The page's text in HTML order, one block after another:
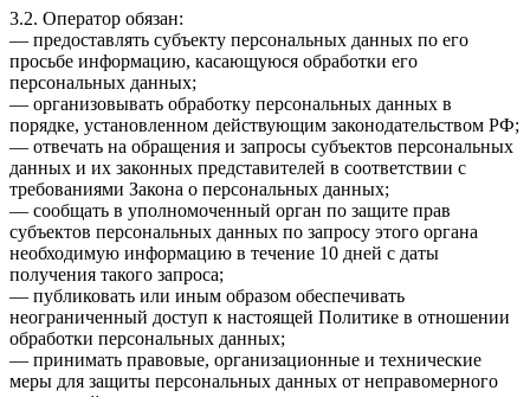
3.2. Оператор обязан:
— предоставлять субъекту персональных данных по его
просьбе информацию, касающуюся обработки его
персональных данных;
— организовывать обработку персональных данных в
порядке, установленном действующим законодательством РФ;
— отвечать на обращения и запросы субъектов персональных
данных и их законных представителей в соответствии с
требованиями Закона о персональных данных;
— сообщать в уполномоченный орган по защите прав
субъектов персональных данных по запросу этого органа
необходимую информацию в течение 10 дней с даты
получения такого запроса;
— публиковать или иным образом обеспечивать
неограниченный доступ к настоящей Политике в отношении
обработки персональных данных;
— принимать правовые, организационные и технические
меры для защиты персональных данных от неправомерного